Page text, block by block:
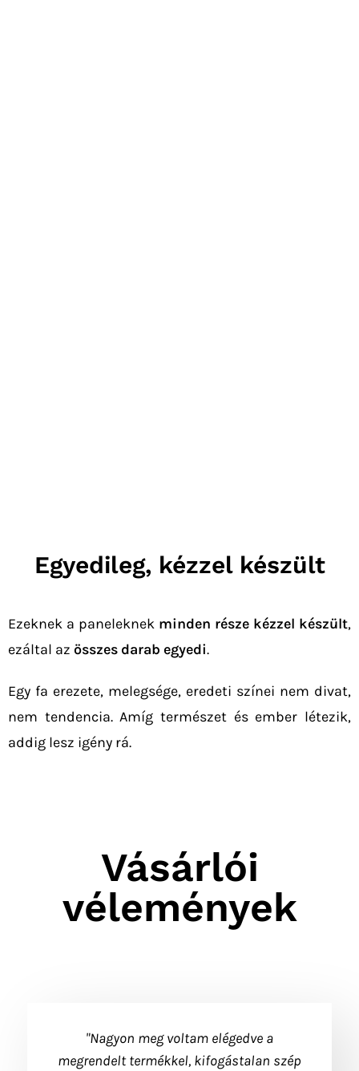
Egyedileg, kézzel készült
Ezeknek a paneleknek minden része kézzel készült,
ezáltal az összes darab egyedi.
Egy fa erezete, melegsége, eredeti színei nem divat,
nem tendencia. Amíg természet és ember létezik,
addig lesz igény rá.
Vásárlói
vélemények
"Nagyon meg voltam elégedve a
megrendelt termékkel, kifogástalan szép